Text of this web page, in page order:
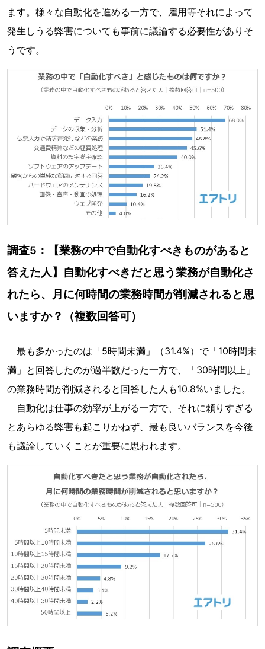
ます。様々な自動化を進める一方で、雇用等それによって
発生しうる弊害についても事前に議論する必要性がありそ
うです。
調査5：【業務の中で自動化すべきものがあると
答えた人】自動化すべきだと思う業務が自動化さ
れたら、月に何時間の業務時間が削減されると思
いますか？（複数回答可）
最も多かったのは「5時間未満」（31.4%）で「10時間未
満」と回答したのが過半数だった一方で、「30時間以上」
の業務時間が削減されると回答した人も10.8%いました。
自動化は仕事の効率が上がる一方で、それに頼りすぎる
とあらゆる弊害も起こりかねず、最も良いバランスを今後
も議論していくことが重要に思われます。